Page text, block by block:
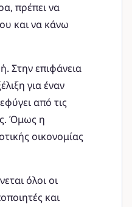
πρέπει να
και να κάνω
Στην επιφάνεια
για έναν
από τις
Όμως η
οικονομίας
όλοι οι
και